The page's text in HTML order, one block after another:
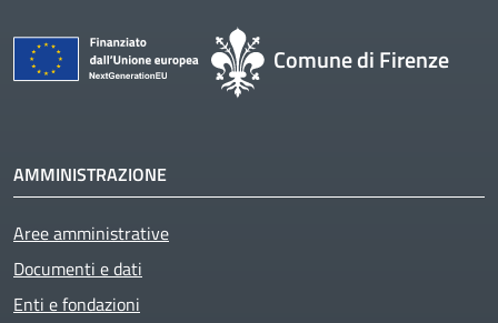
Comune di Firenze
AMMINISTRAZIONE
Aree amministrative
Documenti e dati
Enti e fondazioni